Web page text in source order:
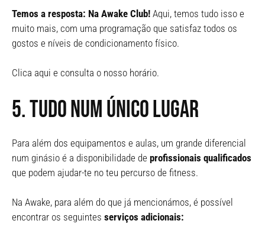
Temos a resposta: Na Awake Club! Aqui, temos tudo isso e
muito mais, com uma programação que satisfaz todos os
gostos e níveis de condicionamento físico.
Clica aqui e consulta o nosso horário.
5. Tudo num único lugar
Para além dos equipamentos e aulas, um grande diferencial
num ginásio é a disponibilidade de profissionais qualificados
que podem ajudar-te no teu percurso de fitness.
Na Awake, para além do que já mencionámos, é possível
encontrar os seguintes serviços adicionais: